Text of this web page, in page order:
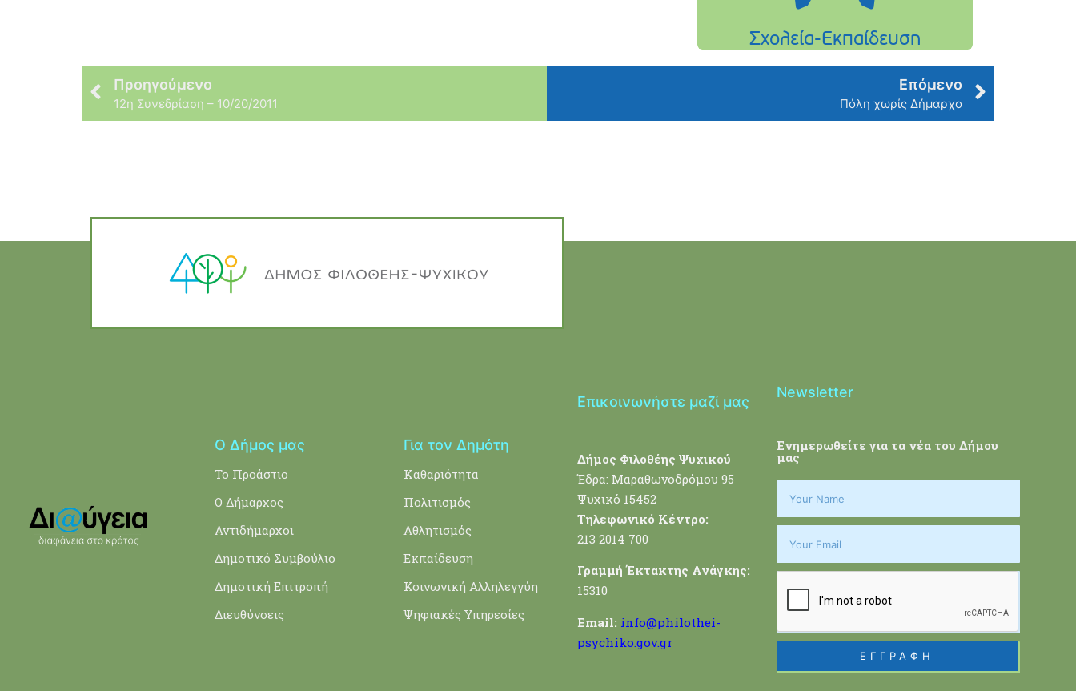
Προηγούμενο
12η Συνεδρίαση – 10/20/2011
Επόμενο
Πόλη χωρίς Δήμαρχο
Ο Δήμος μας
Το Προάστιο
Ο Δήμαρχος
Αντιδήμαρχοι
Δημοτικό Συμβούλιο
Δημοτική Επιτροπή
Διευθύνσεις
Για τον Δημότη
Καθαριότητα
Πολιτισμός
Αθλητισμός
Εκπαίδευση
Κοινωνική Αλληλεγγύη
Ψηφιακές Υπηρεσίες
Επικοινωνήστε μαζί μας
Δήμος Φιλοθέης Ψυχικού
Έδρα: Μαραθωνοδρόμου 95
Ψυχικό 15452
Τηλεφωνικό Κέντρο:
213 2014 700
Γραμμή Έκτακτης Ανάγκης:
15310
Email: info@philothei-
psychiko.gov.gr
Newsletter
Ενημερωθείτε για τα νέα του Δήμου
μας
ΕΓΓΡΑΦΗ